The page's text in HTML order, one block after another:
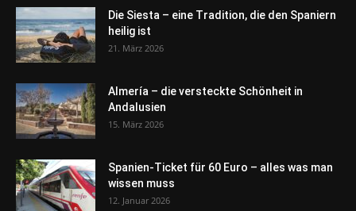
Die Siesta – eine Tradition, die den Spaniern
heilig ist
21. März 2026
Almería – die versteckte Schönheit in
Andalusien
15. März 2026
Spanien-Ticket für 60 Euro – alles was man
wissen muss
12. Januar 2026